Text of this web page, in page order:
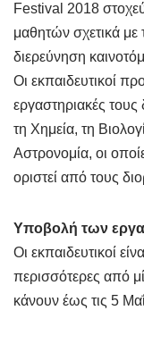
Festival 2018
μαθητών σχετικά με
διερεύνηση
Οι εκπαιδευτικοί
εργαστηριακές τους
τη Χημεία, τη
Αστρονομία, οι
οριστεί από τους
Υποβολή των
Οι εκπαιδευτικοί
περισσότερες από
κάνουν έως τις 5